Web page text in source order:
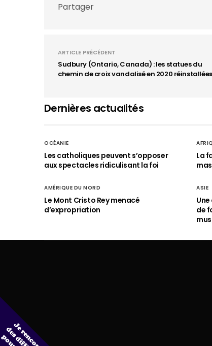
Partager
ARTICLE PRÉCÉDENT
Sudbury (Ontario, Canada) : les statues du
chemin de croix vandalisé en 2020 réinstallées
Dernières actualités
OCÉANIE
Les catholiques peuvent s’opposer
aux spectacles ridiculisant la foi
La
AMÉRIQUE DU NORD
Le Mont Cristo Rey menacé
d’expropriation
ASIE
de